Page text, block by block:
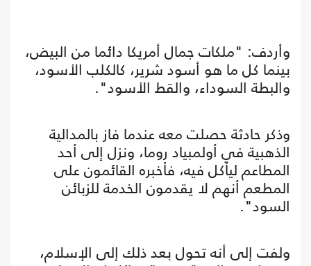
وأردف: "ملكات جمال أمريكا دائما من البيض،
بينما كل ما هو أسود شرير، كالكلب الأسود،
والبطة السوداء، والقط الأسود".
وذكر حادثة حصلت معه عندما فاز بالمدالية
الذهبية في أولمبياد روما، ونزل إلى أحد
المطاعم ليأكل فيه، فأخبره القائمون على
المطعم أنهم لا يقدمون الخدمة للزبائن
السود".
ولفت إلى أنه تحول بعد ذلك إلى الإسلام،